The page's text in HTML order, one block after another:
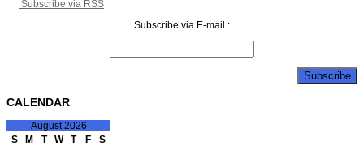
Subscribe via RSS
Subscribe via E-mail :
CALENDAR
August 2026
S
M T W T F
S